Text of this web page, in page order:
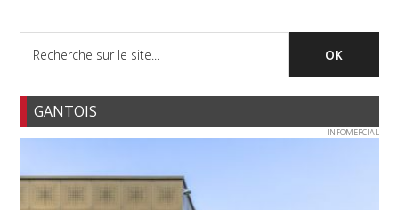
GANTOIS
INFOMERCIAL